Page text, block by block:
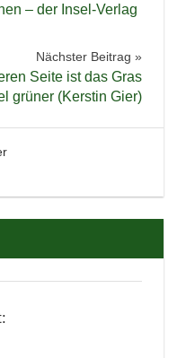
– der Insel-Verlag
Nächster Beitrag
Seite ist das Gras
grüner (Kerstin Gier)